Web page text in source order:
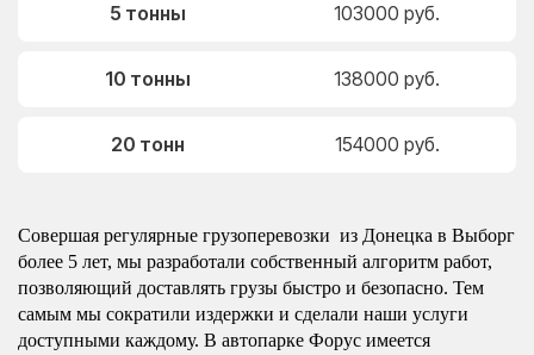
5 тонны 103000 руб.
10 тонны 138000 руб.
20 тонн 154000 руб.
Совершая регулярные грузоперевозки из Донецка в Выборг
более 5 лет, мы разработали собственный алгоритм работ,
позволяющий доставлять грузы быстро и безопасно. Тем
самым мы сократили издержки и сделали наши услуги
доступными каждому. В автопарке Форус имеется